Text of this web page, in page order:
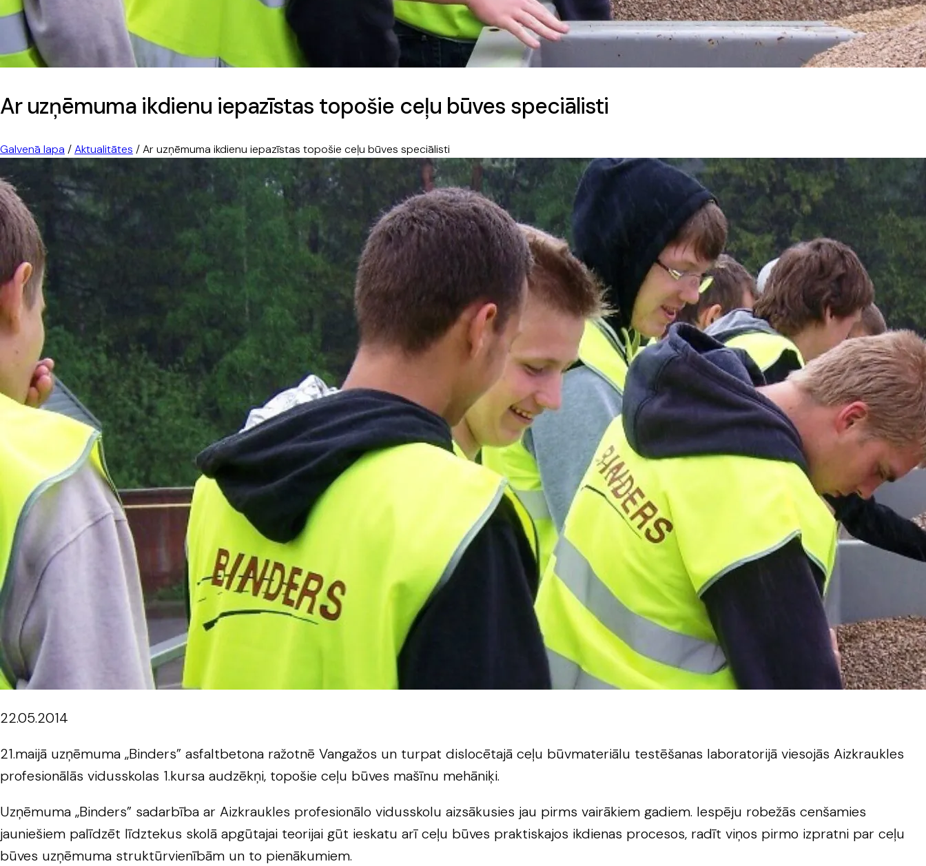
Ar uzņēmuma ikdienu iepazīstas topošie ceļu būves speciālisti
Galvenā lapa /Aktualitātes /Ar uzņēmuma ikdienu iepazīstas topošie ceļu būves speciālisti
22.05.2014
21.maijā uzņēmuma „Binders” asfaltbetona ražotnē Vangažos un turpat dislocētajā ceļu būvmateriālu testēšanas laboratorijā viesojās Aizkraukles
profesionālās vidusskolas 1.kursa audzēkņi, topošie ceļu būves mašīnu mehāniķi.
Uzņēmuma „Binders” sadarbība ar Aizkraukles profesionālo vidusskolu aizsākusies jau pirms vairākiem gadiem. Iespēju robežās cenšamies
jauniešiem palīdzēt līdztekus skolā apgūtajai teorijai gūt ieskatu arī ceļu būves praktiskajos ikdienas procesos, radīt viņos pirmo izpratni par ceļu
būves uzņēmuma struktūrvienībām un to pienākumiem.